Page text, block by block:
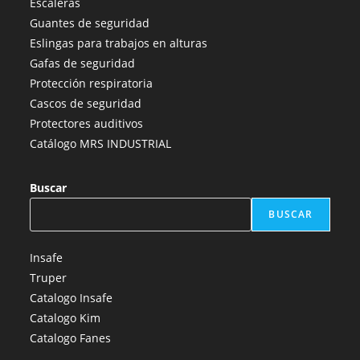
una
nueva
pestaña
una
nueva
pestaña
una
nueva
pestaña
nueva
Guantes de seguridad
Eslingas para trabajos en alturas
Gafas de seguridad
Protección respiratoria
Cascos de seguridad
Protectores auditivos
Catálogo MRS INDUSTRIAL
Buscar
BUSCAR
Insafe
Truper
Catalogo Insafe
Catalogo Kim
Catalogo Fanes